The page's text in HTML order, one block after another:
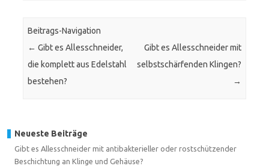
Beitrags-Navigation
← Gibt es Allesschneider,
die komplett aus Edelstahl
bestehen?
Gibt es Allesschneider mit
selbstschärfenden Klingen?
→
Neueste Beiträge
Gibt es Allesschneider mit antibakterieller oder rostschützender
Beschichtung an Klinge und Gehäuse?